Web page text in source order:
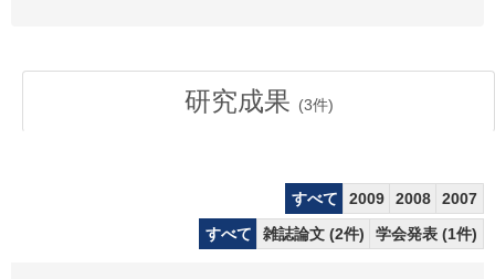
研究成果 (3件)
すべて 2009 2008
2007
すべて
雑誌論文 (2件) 学会発表 (1件)